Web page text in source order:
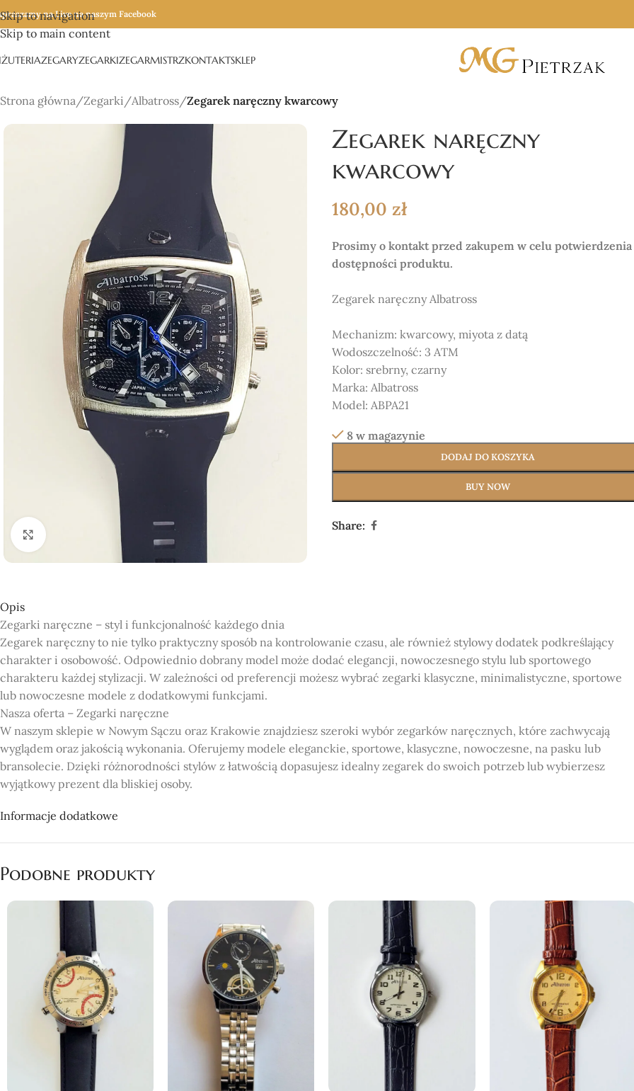
Skip to navigation
Skip to main content
na Live na naszym Facebook
ZEGARYZEGARKIZEGARMISTRZKONTAKTSKLEP
Strona główna/Zegarki /Albatross/Zegarek naręczny kwarcowy
Click to enlarge
Zegarek naręczny
kwarcowy
180,00 zł
Prosimy o kontakt przed zakupem w celu potwierdzenia
dostępności produktu.
Zegarek naręcznyAlbatross
Mechanizm:kwarcowy, miyota z datą
Wodoszczelność: 3 ATM
Kolor: srebrny, czarny
Marka:Albatross
Model:ABPA21
8 w magazynie
DODAJ DO KOSZYKA
BUY NOW
Share:
Opis
Zegarki naręczne – styl i funkcjonalność każdego dnia
Zegarek naręczny to nie tylko praktyczny sposób na kontrolowanie czasu, ale również stylowy dodatek podkreślający
charakter i osobowość. Odpowiednio dobrany model może dodać elegancji, nowoczesnego stylu lub sportowego
charakteru każdej stylizacji. W zależności od preferencji możesz wybrać zegarki klasyczne, minimalistyczne, sportowe
lub nowoczesne modele z dodatkowymi funkcjami.
Nasza oferta – Zegarki naręczne
W naszym sklepie w Nowym Sączu oraz Krakowie znajdziesz szeroki wybór zegarków naręcznych, które zachwycają
wyglądem oraz jakością wykonania. Oferujemy modele eleganckie, sportowe, klasyczne, nowoczesne, na pasku lub
bransolecie. Dzięki różnorodności stylów z łatwością dopasujesz idealny zegarek do swoich potrzeb lub wybierzesz
wyjątkowy prezent dla bliskiej osoby.
Bogata oferta: Oferujemy szeroki wybór zegarków naręcznych o różnych wzorach, kolorach i stylach.
oferty.
Konkurencyjne ceny: Oferujemy atrakcyjne ceny, dzięki którym stylowe zegarki są dostępne dla każdego.
Informacje dodatkowe
Podobne produkty